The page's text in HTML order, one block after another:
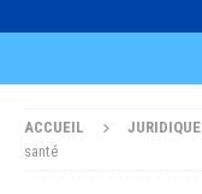
ACCUEIL JURIDIQUE
santé